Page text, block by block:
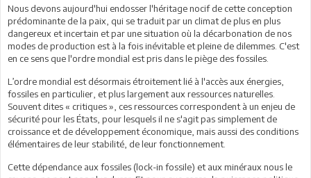
Nous devons aujourd'hui endosser l'héritage nocif de cette conception
prédominante de la paix, qui se traduit par un climat de plus en plus
dangereux et incertain et par une situation où la décarbonation de nos
modes de production est à la fois inévitable et pleine de dilemmes. C'est
en ce sens que l'ordre mondial est pris dans le piège des fossiles.
L’ordre mondial est désormais étroitement lié à l'accès aux énergies,
fossiles en particulier, et plus largement aux ressources naturelles.
Souvent dites « critiques », ces ressources correspondent à un enjeu de
sécurité pour les États, pour lesquels il ne s'agit pas simplement de
croissance et de développement économique, mais aussi des conditions
élémentaires de leur stabilité, de leur fonctionnement.
Cette dépendance aux fossiles (lock-in fossile) et aux minéraux nous le